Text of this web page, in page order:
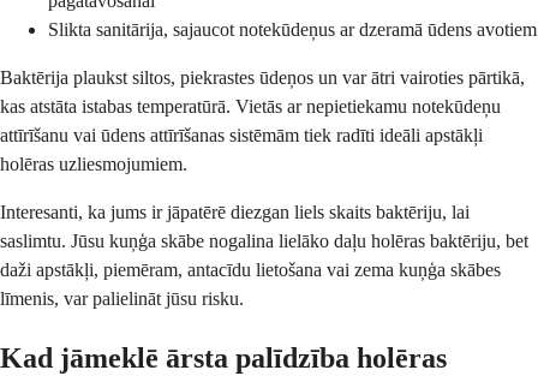
Slikta sanitārija, sajaucot notekūdeņus ar dzeramā ūdens avotiem
Baktērija plaukst siltos, piekrastes ūdeņos un var ātri vairoties pārtikā,
kas atstāta istabas temperatūrā. Vietās ar nepietiekamu notekūdeņu
attīrīšanu vai ūdens attīrīšanas sistēmām tiek radīti ideāli apstākļi
holēras uzliesmojumiem.
Interesanti, ka jums ir jāpatērē diezgan liels skaits baktēriju, lai
saslimtu. Jūsu kuņģa skābe nogalina lielāko daļu holēras baktēriju, bet
daži apstākļi, piemēram, antacīdu lietošana vai zema kuņģa skābes
līmenis, var palielināt jūsu risku.
Kad jāmeklē ārsta palīdzība holēras